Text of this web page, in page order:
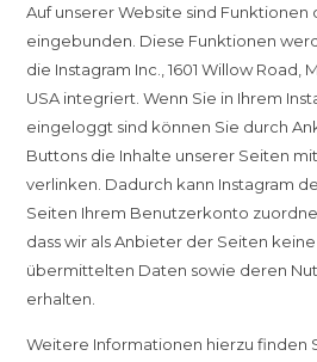
Auf unserer Website sind Funktionen
eingebunden. Diese Funktionen
die Instagram Inc., 1601 Willow Road,
USA integriert. Wenn Sie in Ihrem
eingeloggt sind können Sie durch
Buttons die Inhalte unserer Seiten
verlinken. Dadurch kann Instagram
Seiten Ihrem Benutzerkonto
dass wir als Anbieter der Seiten
übermittelten Daten sowie deren
erhalten.
Weitere Informationen hierzu finden